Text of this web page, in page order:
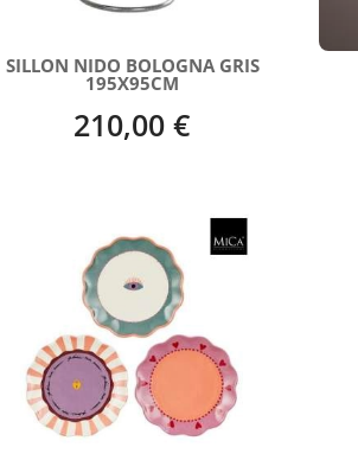
SILLON NIDO BOLOGNA GRIS
195X95CM
210,00 €